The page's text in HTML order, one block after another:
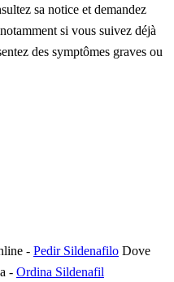
sa notice et demandez
si vous suivez déjà
des symptômes graves ou
- Pedir Sildenafilo Dove
- Ordina Sildenafil